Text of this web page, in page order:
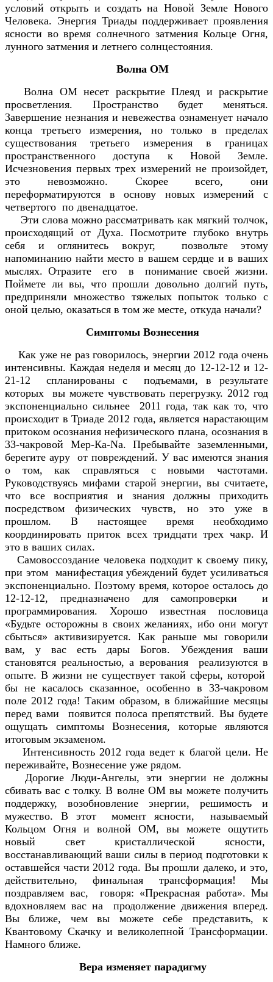
условий открыть и создать на Новой Земле Нового
Человека. Энергия Триады поддерживает проявления
ясности во время солнечного затмения Кольце Огня,
лунного затмения и летнего солнцестояния.
Волна ОМ
Волна ОМ несет раскрытие Плеяд и раскрытие
просветления. Пространство будет меняться.
Завершение незнания и невежества ознаменует начало
конца третьего измерения, но только в пределах
существования третьего измерения в границах
пространственного доступа к Новой Земле.
Исчезновения первых трех измерений не произойдет,
это невозможно. Скорее всего, они
переформатируются в основу новых измерений с
четвертого по двенадцатое.
Эти слова можно рассматривать как мягкий толчок,
происходящий от Духа. Посмотрите глубоко внутрь
себя и оглянитесь вокруг, позвольте этому
напоминанию найти место в вашем сердце и в ваших
мыслях. Отразите его в понимание своей жизни.
Поймете ли вы, что прошли довольно долгий путь,
предприняли множество тяжелых попыток только с
оной целью, оказаться в том же месте, откуда начали?
Симптомы Вознесения
Как уже не раз говорилось, энергии 2012 года очень
интенсивны. Каждая неделя и месяц до 12-12-12 и 12-
21-12 спланированы с подъемами, в результате
которых вы можете чувствовать перегрузку. 2012 год
экспоненциально сильнее 2011 года, так как то, что
происходит в Триаде 2012 года, является нарастающим
притоком осознания нефизического плана, осознания в
33-чакровой Мер-Ка-Na. Пребывайте заземленными,
берегите ауру от повреждений. У вас имеются знания
о том, как справляться с новыми частотами.
Руководствуясь мифами старой энергии, вы считаете,
что все восприятия и знания должны приходить
посредством физических чувств, но это уже в
прошлом. В настоящее время необходимо
координировать приток всех тридцати трех чакр. И
это в ваших силах.
Самовоссоздание человека подходит к своему пику,
при этом манифестация убеждений будет усиливаться
экспоненциально. Поэтому время, которое осталось до
12-12-12, предназначено для самопроверки и
программирования. Хорошо известная пословица
«Будьте осторожны в своих желаниях, ибо они могут
сбыться» активизируется. Как раньше мы говорили
вам, у вас есть дары Богов. Убеждения ваши
становятся реальностью, а верования реализуются в
опыте. В жизни не существует такой сферы, которой
бы не касалось сказанное, особенно в 33-чакровом
поле 2012 года! Таким образом, в ближайшие месяцы
перед вами появится полоса препятствий. Вы будете
ощущать симптомы Вознесения, которые являются
итоговым экзаменом.
Интенсивность 2012 года ведет к благой цели. Не
переживайте, Вознесение уже рядом.
Дорогие Люди-Ангелы, эти энергии не должны
сбивать вас с толку. В волне ОМ вы можете получить
поддержку, возобновление энергии, решимость и
мужество. В этот момент ясности, называемый
Кольцом Огня и волной OM, вы можете ощутить
новый свет кристаллической ясности,
восстанавливающий ваши силы в период подготовки к
оставшейся части 2012 года. Вы прошли далеко, и это,
действительно, финальная трансформация! Мы
поздравляем вас, говоря: «Прекрасная работа». Мы
вдохновляем вас на продолжение движения вперед.
Вы ближе, чем вы можете себе представить, к
Квантовому Скачку и великолепной Трансформации.
Намного ближе.
Вера изменяет парадигму